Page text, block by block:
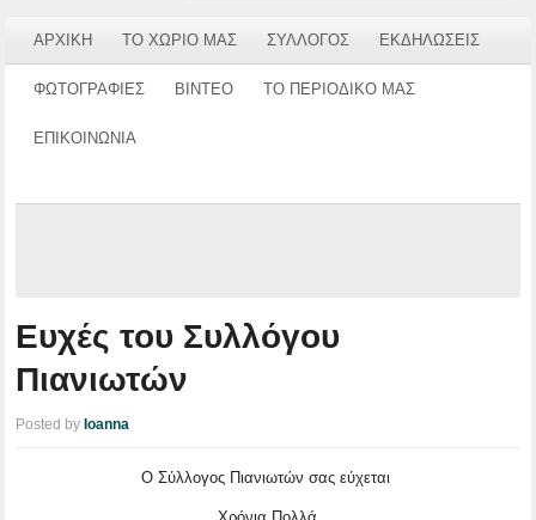
ΑΡΧΙΚΗ ΤΟ ΧΩΡΙΟ ΜΑΣ ΣΥΛΛΟΓΟΣ ΕΚΔΗΛΩΣΕΙΣ
ΦΩΤΟΓΡΑΦΙΕΣ ΒΙΝΤΕΟ ΤΟ ΠΕΡΙΟΔΙΚΟ ΜΑΣ
ΕΠΙΚΟΙΝΩΝΙΑ
Ευχές του Συλλόγου
Πιανιωτών
Posted by Ioanna
Ο Σύλλογος Πιανιωτών σας εύχεται